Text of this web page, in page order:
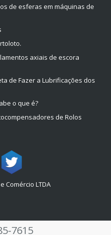
de esferas em máquinas de
axiais de escora
de Fazer a Lubrificações dos
o que é?
de Rolos
Comércio LTDA
7615